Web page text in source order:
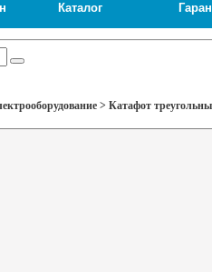
Каталог
> Катафот